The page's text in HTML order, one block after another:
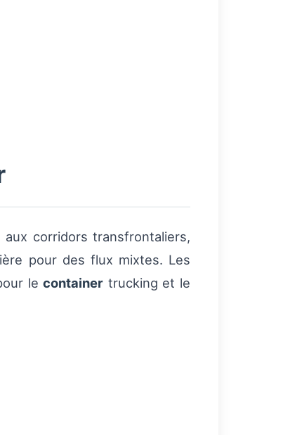
corridors transfrontaliers,
pour des flux mixtes. Les
lecontainer trucking et le